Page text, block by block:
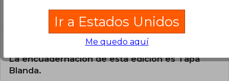
El libro está escrito en Español.
¿Cuál es la encuadernación de este libro?
La encuadernación de esta edición es Tapa
Blanda.
Ir a Estados Unidos
Me quedo aquí